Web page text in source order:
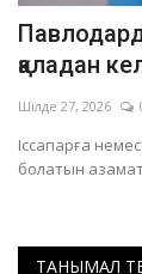
қаладан
Шілде 27, 2026
Іссапарға
болатын
ТАНЫМАЛ